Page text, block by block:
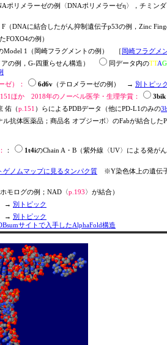
ポリメラーゼの例〈DNAポリメラーゼη〉，チミ
F（DNAに結合したがん抑制遺伝子p53の例，Zinc
FOXO4の例）
Model 1（岡崎フラグメントの例） ［ 岡崎フラグメ
アの例，G-四重らせん構造） 同データ内のTTA
ゼ）：
6d6v （テロメラーゼの例） → 別トピック
ほか 2018年のノーベル医学・生理学賞：
3bik
佑（p.151）らによるPDBデータ（他にPD-L1のみの
ル抗体医薬品；商品名 オプジーボ〉のFabが結合し
： 1t4iのChain A・B（紫外線〈UV〉による発
ゲノムマップに見るタンパク質 ※Y染色体上の遺伝子
モログの例；NAD〈p.193 〉が結合）
→ 別トピック
→ 別トピック
サイトで入手したAlphaFold構造